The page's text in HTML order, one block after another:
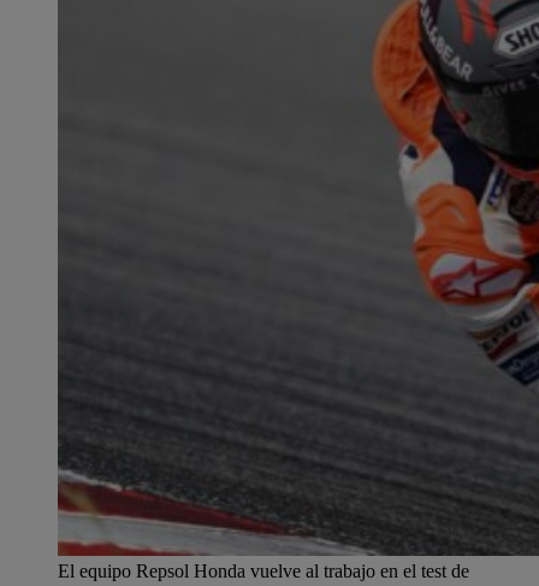
El equipo Repsol Honda vuelve al trabajo en el test de